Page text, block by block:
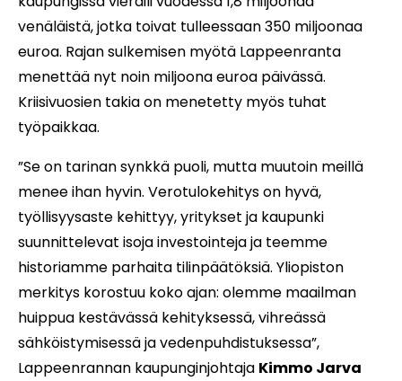
venäläistä, jotka toivat tulleessaan 350 miljoonaa
euroa. Rajan sulkemisen myötä Lappeenranta
menettää nyt noin miljoona euroa päivässä.
Kriisivuosien takia on menetetty myös tuhat
työpaikkaa.
”Se on tarinan synkkä puoli, mutta muutoin meillä
menee ihan hyvin. Verotulokehitys on hyvä,
työllisyysaste kehittyy, yritykset ja kaupunki
suunnittelevat isoja investointeja ja teemme
historiamme parhaita tilinpäätöksiä. Yliopiston
merkitys korostuu koko ajan: olemme maailman
huippua kestävässä kehityksessä, vihreässä
sähköistymisessä ja vedenpuhdistuksessa”,
Lappeenrannan kaupunginjohtaja Kimmo Jarva